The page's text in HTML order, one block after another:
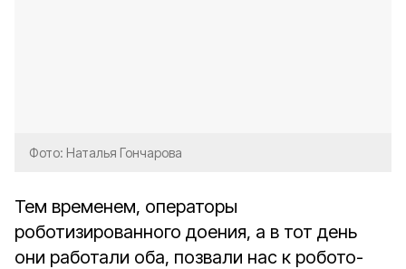
Фото: Наталья Гончарова
Тем временем, операторы
роботизированного доения, а в тот день
они работали оба, позвали нас к робото-